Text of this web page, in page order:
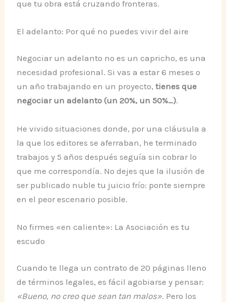
que tu obra está cruzando fronteras.
El adelanto: Por qué no puedes vivir del aire
Negociar un adelanto no es un capricho, es una
necesidad profesional. Si vas a estar 6 meses o
un año trabajando en un proyecto,tienes que
negociar un adelanto (un 20%, un 50%…).
He vivido situaciones donde, por una cláusula a
la que los editores se aferraban, he terminado
trabajos y 5 años después seguía sin cobrar lo
que me correspondía. No dejes que la ilusión de
ser publicado nuble tu juicio frío: ponte siempre
en el peor escenario posible.
No firmes «en caliente»: La Asociación es tu
escudo
Cuando te llega un contrato de 20 páginas lleno
de términos legales, es fácil agobiarse y pensar:
«Bueno, no creo que sean tan malos». Pero los